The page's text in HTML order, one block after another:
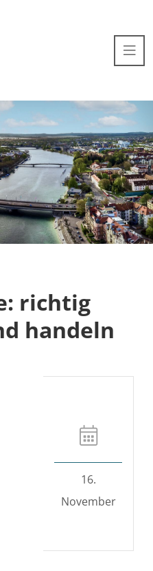
richtig
handeln
16.
November